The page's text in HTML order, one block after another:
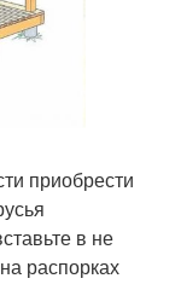
приобрести
в не
распорках